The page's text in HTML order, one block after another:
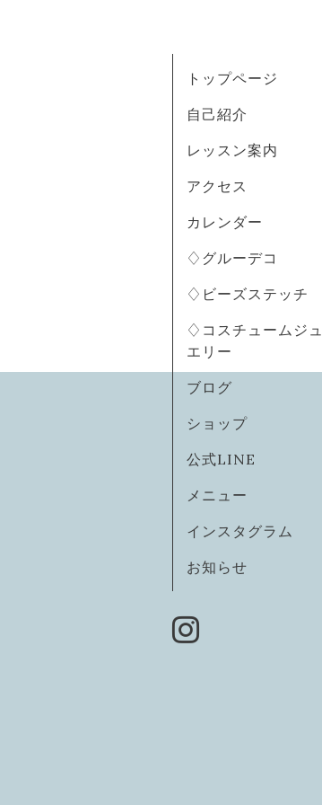
トップページ
自己紹介
レッスン案内
アクセス
カレンダー
♢グルーデコ
♢ビーズステッチ
♢コスチュームジュ
エリー
ブログ
ショップ
公式LINE
メニュー
インスタグラム
お知らせ